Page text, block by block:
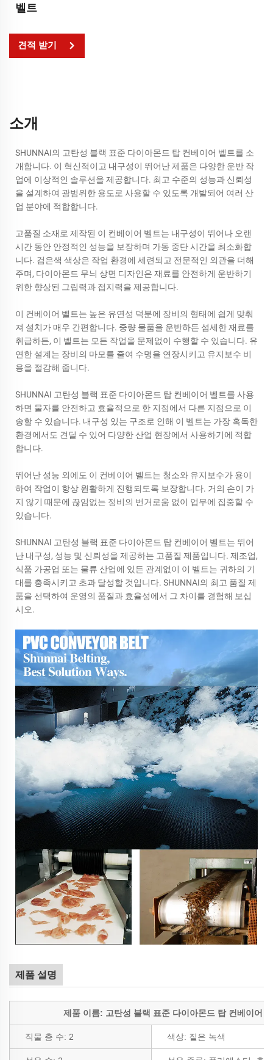
벨트
견적 받기
소개
SHUNNAI의 고탄성 블랙 표준 다이아몬드 탑 컨베이어 벨트를 소
개합니다. 이 혁신적이고 내구성이 뛰어난 제품은 다양한 운반 작
업에 이상적인 솔루션을 제공합니다. 최고 수준의 성능과 신뢰성
을 설계하여 광범위한 용도로 사용할 수 있도록 개발되어 여러 산
업 분야에 적합합니다.
고품질 소재로 제작된 이 컨베이어 벨트는 내구성이 뛰어나 오랜
시간 동안 안정적인 성능을 보장하며 가동 중단 시간을 최소화합
니다. 검은색 색상은 작업 환경에 세련되고 전문적인 외관을 더해
주며, 다이아몬드 무늬 상면 디자인은 재료를 안전하게 운반하기
위한 향상된 그립력과 접지력을 제공합니다.
이 컨베이어 벨트는 높은 유연성 덕분에 장비의 형태에 쉽게 맞춰
져 설치가 매우 간편합니다. 중량 물품을 운반하든 섬세한 재료를
취급하든, 이 벨트는 모든 작업을 문제없이 수행할 수 있습니다. 유
연한 설계는 장비의 마모를 줄여 수명을 연장시키고 유지보수 비
용을 절감해 줍니다.
SHUNNAI 고탄성 블랙 표준 다이아몬드 탑 컨베이어 벨트를 사용
하면 물자를 안전하고 효율적으로 한 지점에서 다른 지점으로 이
송할 수 있습니다. 내구성 있는 구조로 인해 이 벨트는 가장 혹독한
환경에서도 견딜 수 있어 다양한 산업 현장에서 사용하기에 적합
합니다.
뛰어난 성능 외에도 이 컨베이어 벨트는 청소와 유지보수가 용이
하여 작업이 항상 원활하게 진행되도록 보장합니다. 거의 손이 가
지 않기 때문에 끊임없는 정비의 번거로움 없이 업무에 집중할 수
있습니다.
SHUNNAI 고탄성 블랙 표준 다이아몬드 탑 컨베이어 벨트는 뛰어
난 내구성, 성능 및 신뢰성을 제공하는 고품질 제품입니다. 제조업,
식품 가공업 또는 물류 산업에 있든 관계없이 이 벨트는 귀하의 기
대를 충족시키고 초과 달성할 것입니다. SHUNNAI의 최고 품질 제
품을 선택하여 운영의 품질과 효율성에서 그 차이를 경험해 보십
시오.
제품 설명
제품 이름: 고탄성 블랙 표준 다이아몬드 탑 컨베이어
직물 층 수: 2 색상: 짙은 녹색